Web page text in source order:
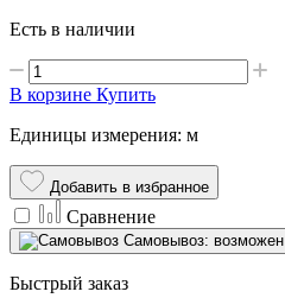
Есть в наличии
В корзине Купить
Единицы измерения: м
Добавить в избранное
Сравнение
Самовывоз: возможен
Быстрый заказ